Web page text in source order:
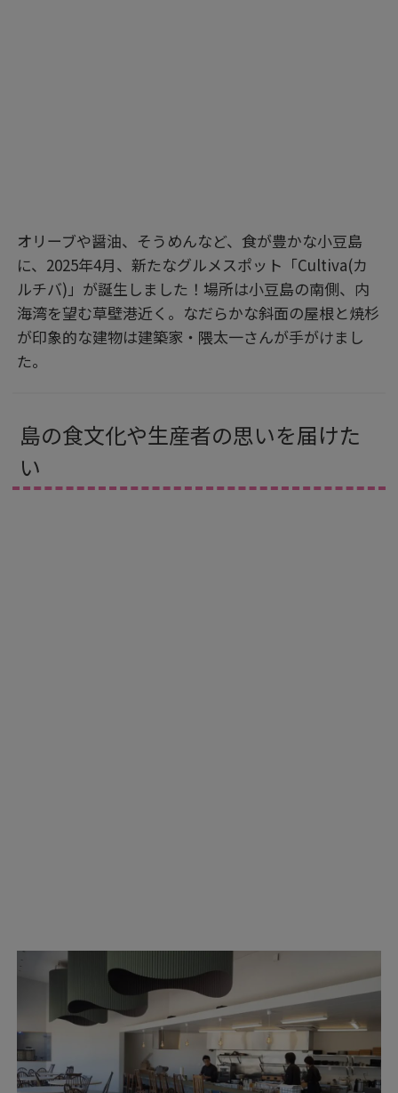
オリーブや醤油、そうめんなど、食が豊かな小豆島
に、2025年4月、新たなグルメスポット「Cultiva(カ
ルチバ)」が誕生しました！場所は小豆島の南側、内
海湾を望む草壁港近く。なだらかな斜面の屋根と焼杉
が印象的な建物は建築家・隈太一さんが手がけまし
た。
島の食文化や生産者の思いを届けた
い